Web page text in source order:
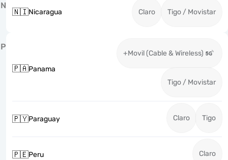
N
🇳🇮Nicaragua Claro Tigo / Movistar
P
🇵🇦Panama
+Movil (Cable & Wireless)
Tigo / Movistar
🇵🇾Paraguay Claro Tigo
🇵🇪Peru Claro